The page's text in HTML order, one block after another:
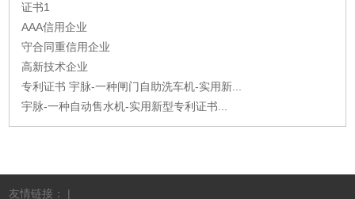
证书1
AAA信用企业
守合同重信用企业
高新技术企业
专利证书 宇脉-一种闸门自助洗车机-实用新...
宇脉-一种自动售水机-实用新型专利证书...
友情链接： |